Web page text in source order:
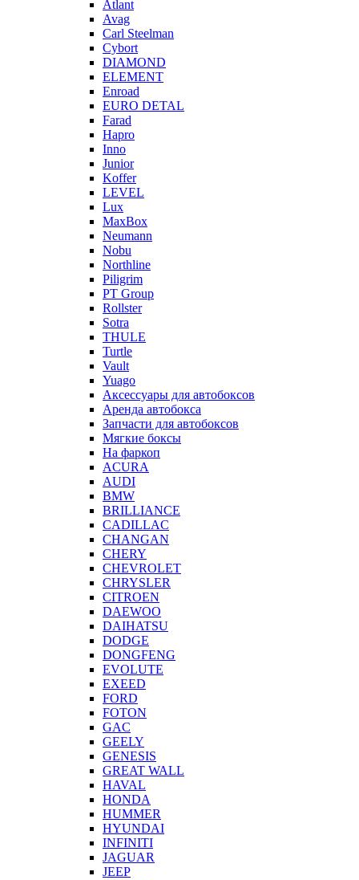
Atlant
Avag
Carl Steelman
Cybort
DIAMOND
ELEMENT
Enroad
EURO DETAL
Farad
Hapro
Inno
Junior
Koffer
LEVEL
Lux
MaxBox
Neumann
Nobu
Northline
Piligrim
PT Group
Rollster
Sotra
THULE
Turtle
Vault
Yuago
Аксессуары для автобоксов
Аренда автобокса
Запчасти для автобоксов
Мягкие боксы
На фаркоп
ACURA
AUDI
BMW
BRILLIANCE
CADILLAC
CHANGAN
CHERY
CHEVROLET
CHRYSLER
CITROEN
DAEWOO
DAIHATSU
DODGE
DONGFENG
EVOLUTE
EXEED
FORD
FOTON
GAC
GEELY
GENESIS
GREAT WALL
HAVAL
HONDA
HUMMER
HYUNDAI
INFINITI
JAGUAR
JEEP